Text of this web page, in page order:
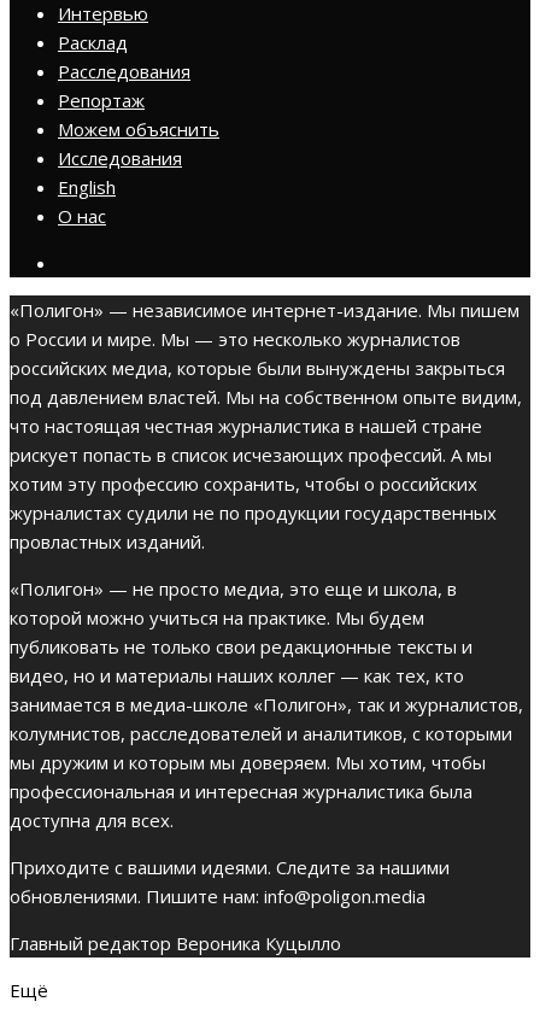
Интервью
Расклад
Расследования
Репортаж
Можем объяснить
Исследования
English
О нас
«Полигон» — независимое интернет-издание. Мы пишем
о России и мире. Мы — это несколько журналистов
российских медиа, которые были вынуждены закрыться
под давлением властей. Мы на собственном опыте видим,
что настоящая честная журналистика в нашей стране
рискует попасть в список исчезающих профессий. А мы
хотим эту профессию сохранить, чтобы о российских
журналистах судили не по продукции государственных
провластных изданий.
«Полигон» — не просто медиа, это еще и школа, в
которой можно учиться на практике. Мы будем
публиковать не только свои редакционные тексты и
видео, но и материалы наших коллег — как тех, кто
занимается в медиа-школе «Полигон», так и журналистов,
колумнистов, расследователей и аналитиков, с которыми
мы дружим и которым мы доверяем. Мы хотим, чтобы
профессиональная и интересная журналистика была
доступна для всех.
Приходите с вашими идеями. Следите за нашими
обновлениями. Пишите нам: info@poligon.media
Главный редактор Вероника Куцылло
Ещё